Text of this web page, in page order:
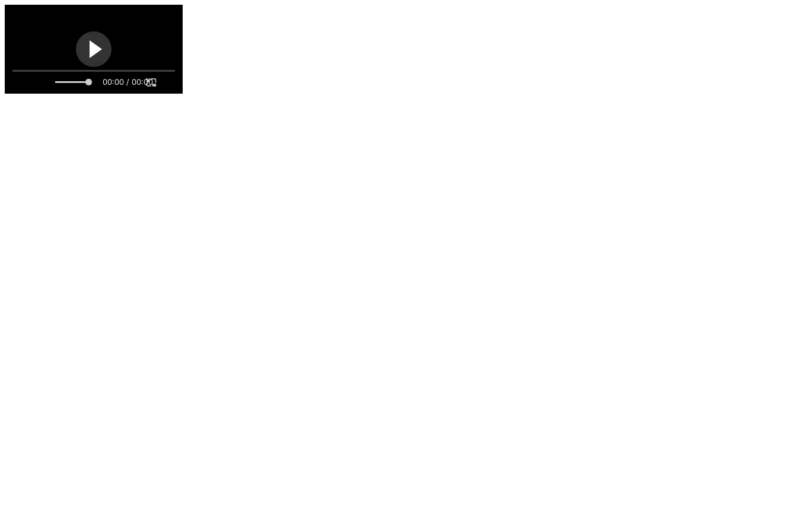
00:00 / 00:00